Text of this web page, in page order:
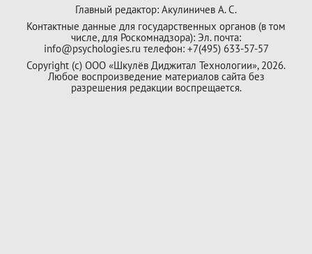
Главный редактор: Акулиничев А. С.
Контактные данные для государственных органов (в том
числе, для Роскомнадзора): Эл. почта:
info@psychologies.ru телефон: +7(495) 633-57-57
Copyright (с) ООО «Шкулёв Диджитал Технологии», 2026.
Любое воспроизведение материалов сайта без
разрешения редакции воспрещается.